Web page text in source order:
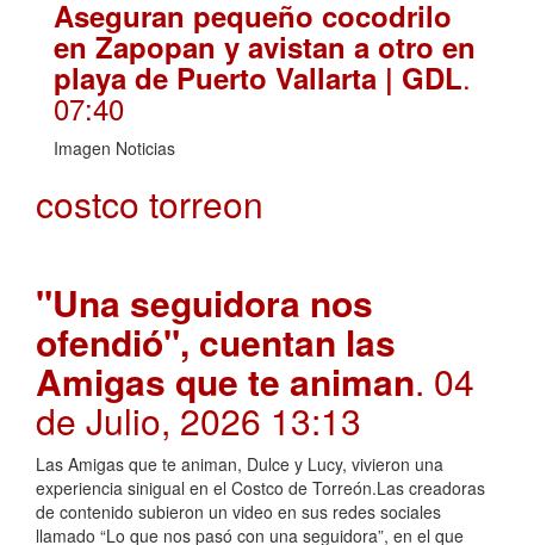
Aseguran pequeño cocodrilo
en Zapopan y avistan a otro en
playa de Puerto Vallarta | GDL.
07:40
Imagen Noticias
costco torreon
"Una seguidora nos
ofendió", cuentan las
Amigas que te animan. 04
de Julio, 2026 13:13
Las Amigas que te animan, Dulce y Lucy, vivieron una
experiencia sinigual en el Costco de Torreón.Las creadoras
de contenido subieron un video en sus redes sociales
llamado “Lo que nos pasó con una seguidora”, en el que